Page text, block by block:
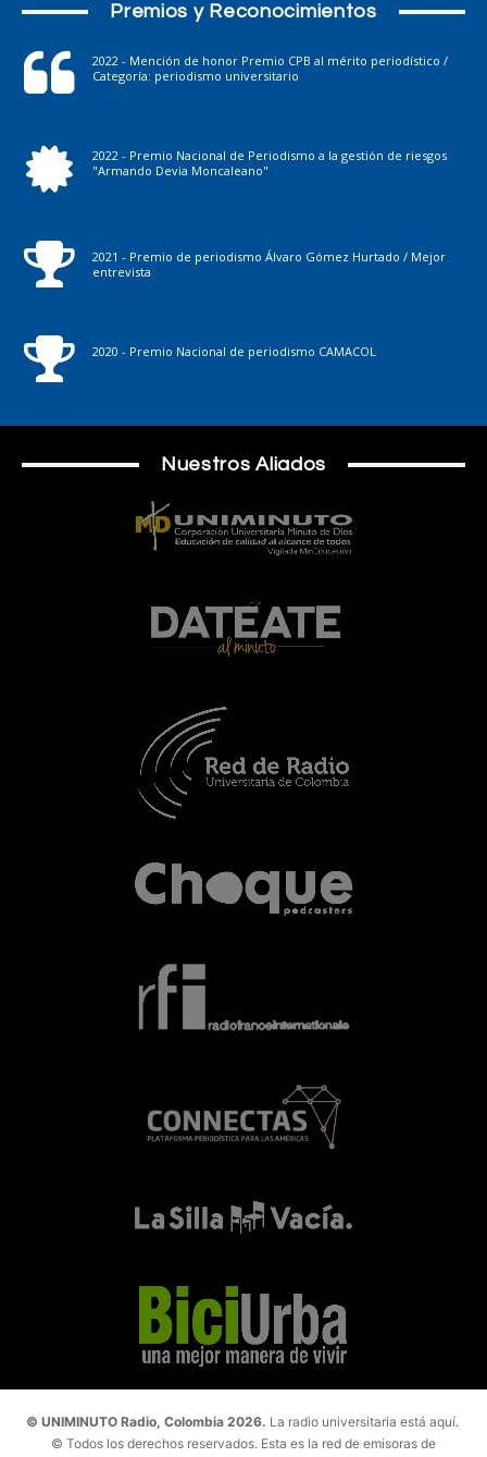
Premios y Reconocimientos
2022 - Mención de honor Premio CPB al mérito periodístico /
Categoría: periodismo universitario
2022 - Premio Nacional de Periodismo a la gestión de riesgos
"Armando Devia Moncaleano"
2021 - Premio de periodismo Álvaro Gómez Hurtado / Mejor
entrevista
2020 - Premio Nacional de periodismo CAMACOL
Nuestros Aliados
© UNIMINUTO Radio, Colombia 2026. La radio universitaria está aquí.
© Todos los derechos reservados. Esta es la red de emisoras de